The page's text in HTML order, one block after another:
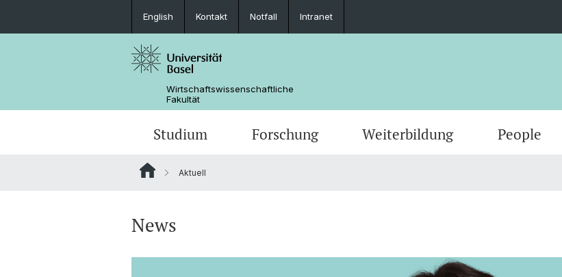
English Kontakt Notfall Intranet
Wirtschaftswissenschaftliche
Fakultät
Studium Forschung Weiterbildung People
Aktuell
News